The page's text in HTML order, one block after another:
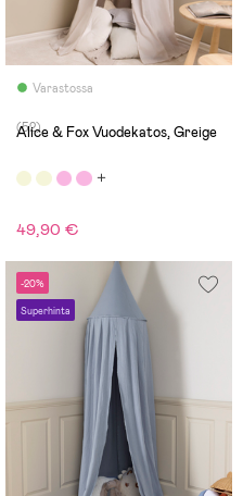
Varastossa
(52) Alice & Fox Vuodekatos, Greige
49,90 €
-20%
Superhinta